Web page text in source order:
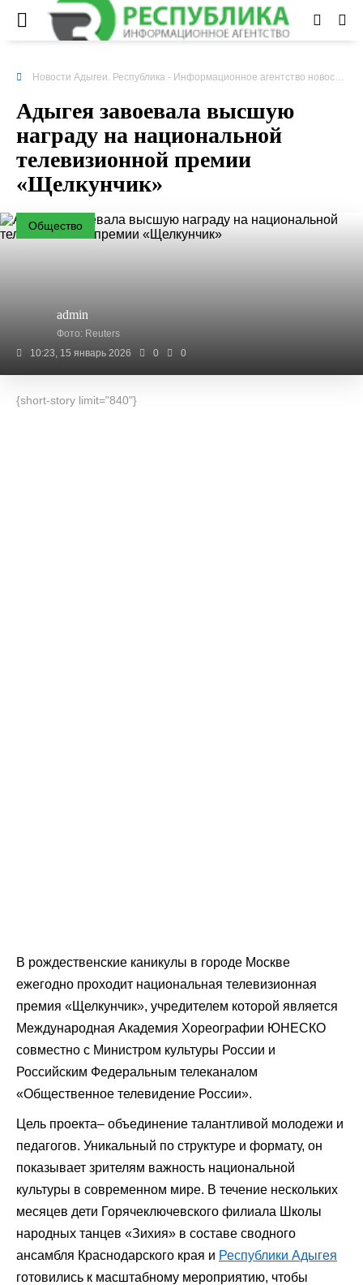
Новости Адыгеи. Республика - Информационное агентство новостей
Адыгея завоевала высшую
награду на национальной
телевизионной премии
«Щелкунчик»
Общество
admin
Фото: Reuters
10:23, 15 январь 2026
0 0
{short-story limit="840"}
В рождественские каникулы в городе Москве
ежегодно проходит национальная телевизионная
премия «Щелкунчик», учредителем которой является
Международная Академия Хореографии ЮНЕСКО
совместно с Министром культуры России и
Российским Федеральным телеканалом
«Общественное телевидение России».
Цель проекта– объединение талантливой молодежи и
педагогов. Уникальный по структуре и формату, он
показывает зрителям важность национальной
культуры в современном мире. В течение нескольких
месяцев дети Горячеключевского филиала Школы
народных танцев «Зихия» в составе сводного
ансамбля Краснодарского края и Республики Адыгея
готовились к масштабному мероприятию, чтобы